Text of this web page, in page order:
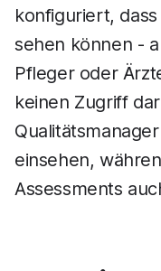
konfiguriert,
sehen können -
Pfleger oder
keinen Zugriff
einsehen,
Assessments